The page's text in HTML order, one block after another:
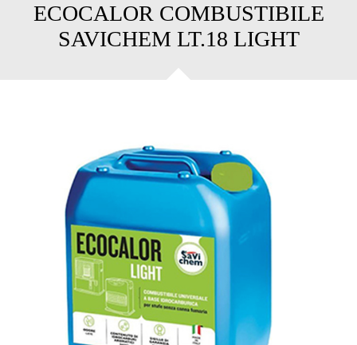
ECOCALOR COMBUSTIBILE
SAVICHEM LT.18 LIGHT